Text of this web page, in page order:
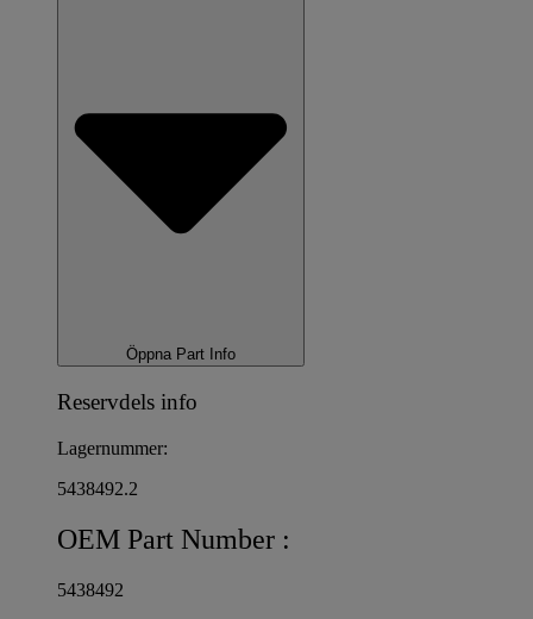
Öppna Part Info
Reservdels info
Lagernummer:
5438492.2
OEM Part Number :
5438492